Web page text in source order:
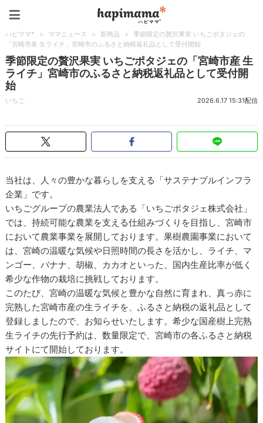
ハピママ* > ママニュース > 新商品 >
季節限定の贅沢果実 いちごポタジェの
「宮崎市産 生ライチ」宮崎市のふるさと納税返礼品として受付開始
季節限定の贅沢果実 いちごポタジェの「宮崎市産 生
ライチ」宮崎市のふるさと納税返礼品として受付開
始
いちご 2026.6.17 15:31配信
当社は、人々の豊かな暮らしを支える「サステナブルインフラ
企業」です。
いちごグループの農業法人である「いちごポタジェ株式会社」
では、持続可能な農業を支える仕組みづくりを目指し、宮崎市
において農業事業を展開しております。果樹農園事業において
は、宮崎の温暖な気候や日照時間の長さを活かし、ライチ、マ
ンゴー、バナナ、胡椒、カカオといった、国内生産比率が低く
希少な作物の栽培に挑戦しております。
このたび、宮崎の温暖な気候と豊かな自然に育まれ、真っ赤に
完熟した宮崎市産の生ライチを、ふるさと納税の返礼品として
登録しましたので、お知らせいたします。希少な国産樹上完熟
生ライチの先行予約は、数量限定で、宮崎市の各ふるさと納税
サイトにて開始しております。